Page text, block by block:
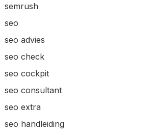
semrush
seo
seo advies
seo check
seo cockpit
seo consultant
seo extra
seo handleiding